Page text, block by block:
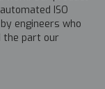
ISO
engineers who
the part our